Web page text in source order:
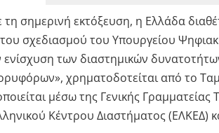
τη σημερινή εκτόξευση, η Ελλάδα
σχεδιασμού του Υπουργείου
των διαστημικών
χρηματοδοτείται από το
μέσω της Γενικής
Κέντρου Διαστήματος (ΕΛΚΕΔ)